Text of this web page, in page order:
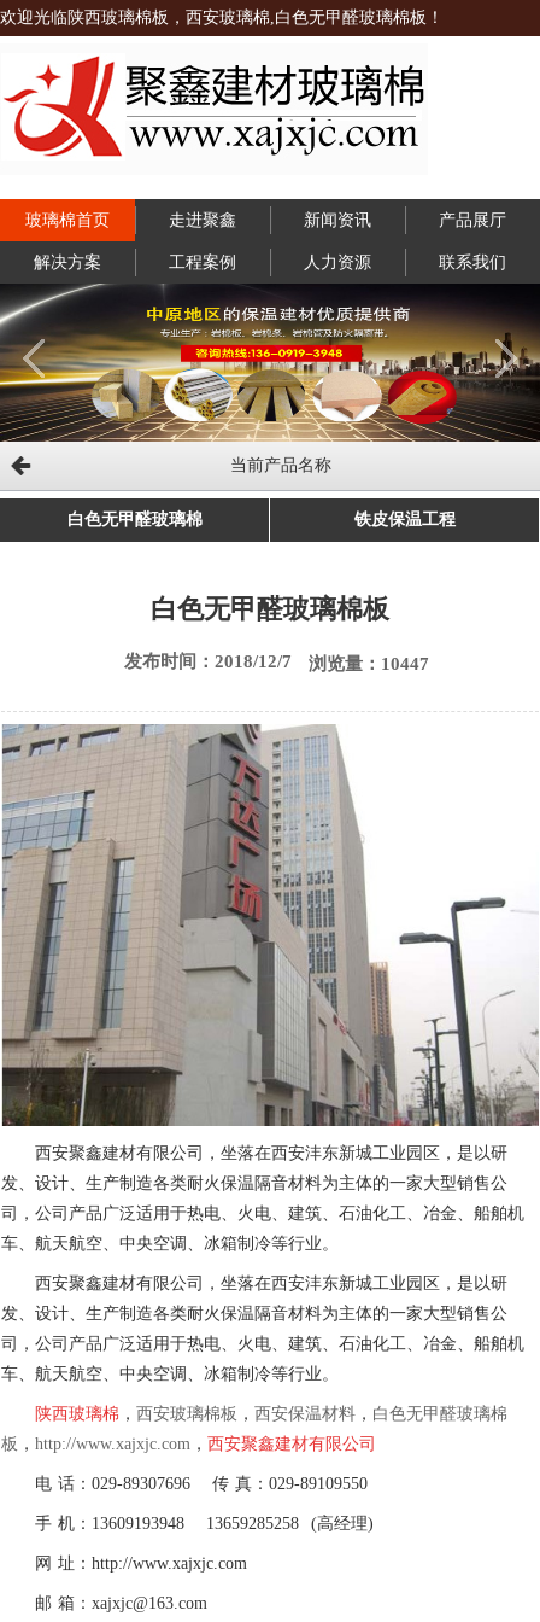
欢迎光临陕西玻璃棉板，西安玻璃棉,白色无甲醛玻璃棉板！
玻璃棉首页 走进聚鑫 新闻资讯 产品展厅
解决方案 工程案例 人力资源 联系我们
当前产品名称
白色无甲醛玻璃棉 铁皮保温工程
白色无甲醛玻璃棉板
发布时间：2018/12/7 浏览量：10447
西安聚鑫建材有限公司，坐落在西安沣东新城工业园区，是以研
发、设计、生产制造各类耐火保温隔音材料为主体的一家大型销售公
司，公司产品广泛适用于热电、火电、建筑、石油化工、冶金、船舶机
车、航天航空、中央空调、冰箱制冷等行业。
西安聚鑫建材有限公司，坐落在西安沣东新城工业园区，是以研
发、设计、生产制造各类耐火保温隔音材料为主体的一家大型销售公
司，公司产品广泛适用于热电、火电、建筑、石油化工、冶金、船舶机
车、航天航空、中央空调、冰箱制冷等行业。
陕西玻璃棉 ， 西安玻璃棉板 ， 西安保温材料 ， 白色无甲醛玻璃棉
板 ，http://www.xajxjc.com ，西安聚鑫建材有限公司
电 话：029-89307696 传 真：029-89109550
手 机：13609193948 13659285258 (高经理)
网 址：http://www.xajxjc.com
邮 箱：xajxjc@163.com